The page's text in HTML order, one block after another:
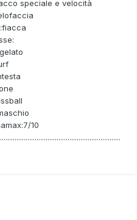
speciale e velocità
10